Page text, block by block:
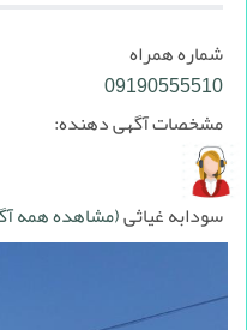
شماره همراه
09190555510
مشخصات آگهی دهنده:
سودابه غیاثی(مشاهده همه